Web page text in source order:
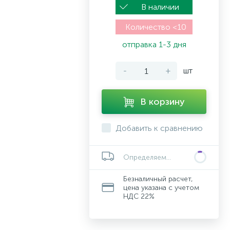
В наличии
Количество <10
отправка 1-3 дня
- + шт
В корзину
Добавить к сравнению
Определяем...
Безналичный расчет,
цена указана с учетом
НДС 22%